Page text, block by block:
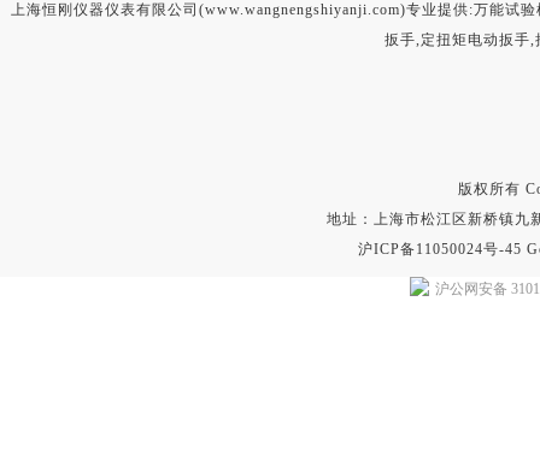
上海恒刚仪器仪表有限公司(www.wangnengshiyanji.com)专业提供:万能试验
扳手, 定扭矩电动扳手,
版权所有
地址：上海市松江区新桥镇九
沪ICP备11050024号-45
沪公网安备